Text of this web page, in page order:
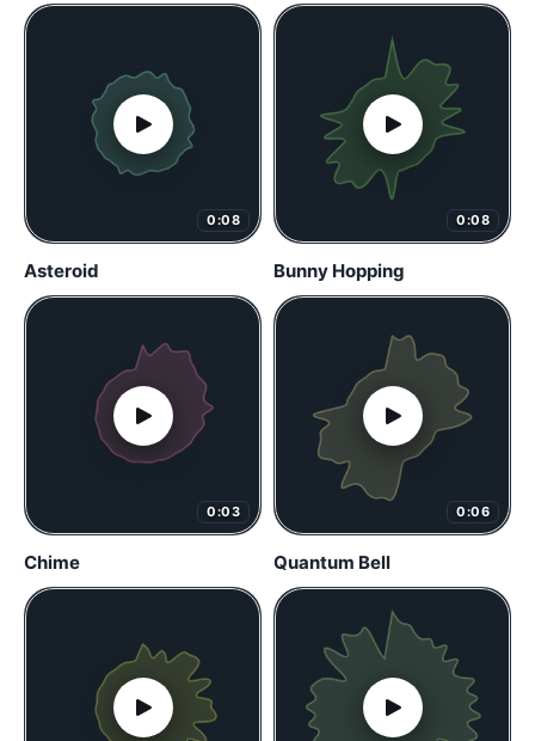
0:08
Asteroid
0:08
Bunny Hopping
0:03
Chime
0:06
Quantum Bell